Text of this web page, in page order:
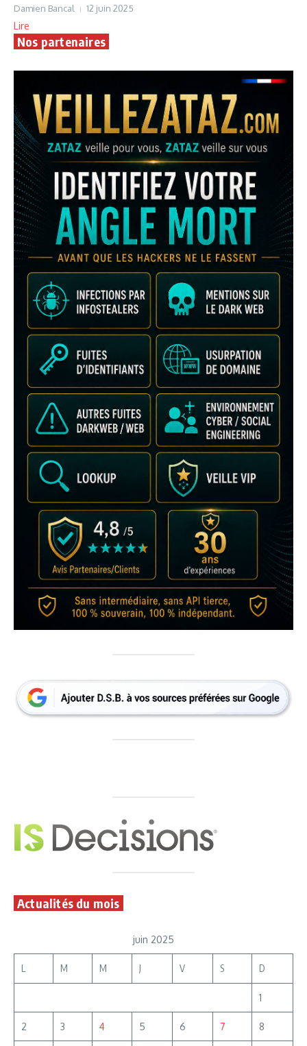
Damien Bancal 12 juin 2025
Lire
Nos partenaires
Actualités du mois
juin 2025
L M M J V S D
1
2 3 4 5 6 7 8